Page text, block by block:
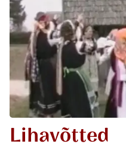
Lihavõtted